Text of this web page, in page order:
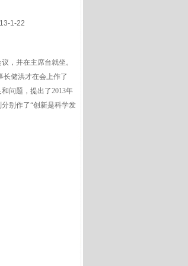
1-22
，并在主席台就坐。
长储洪才在会上作了
问题，提出了2013年
别作了“创新是科学发